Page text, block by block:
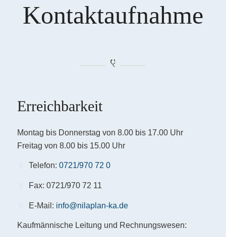
Kontaktaufnahme
Erreichbarkeit
Montag bis Donnerstag von 8.00 bis 17.00 Uhr
Freitag von 8.00 bis 15.00 Uhr
Telefon: 0721/970 72 0
Fax: 0721/970 72 11
E-Mail: info@nilaplan-ka.de
Kaufmännische Leitung und Rechnungswesen: